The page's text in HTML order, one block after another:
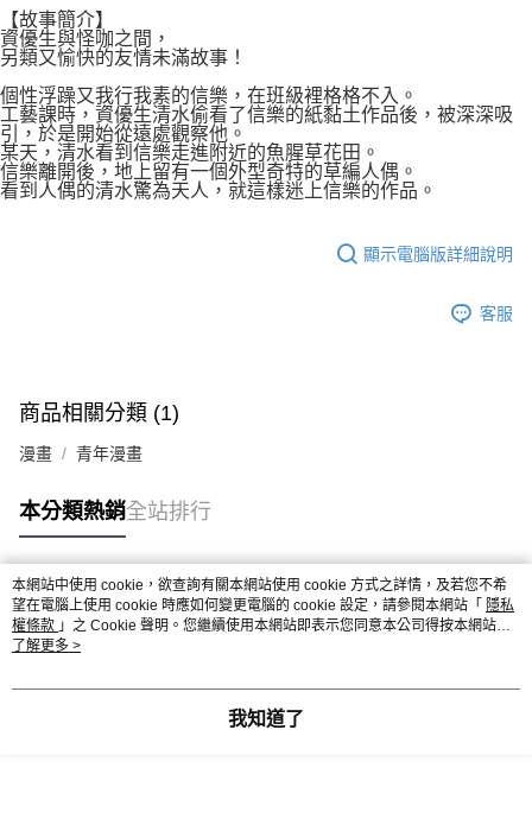
【故事簡介】
資優生與怪咖之間，
另類又愉快的友情未滿故事！
個性浮躁又我行我素的信樂，在班級裡格格不入。
工藝課時，資優生清水偷看了信樂的紙黏土作品後，被深深吸
引，於是開始從遠處觀察他。
某天，清水看到信樂走進附近的魚腥草花田。
信樂離開後，地上留有一個外型奇特的草編人偶。
看到人偶的清水驚為天人，就這樣迷上信樂的作品。
顯示電腦版詳細說明
客服
商品相關分類 (1)
漫畫 青年漫畫
本分類熱銷全站排行
熱門標籤
本網站中使用 cookie，欲查詢有關本網站使用 cookie 方式之詳情，及若您不希
望在電腦上使用 cookie 時應如何變更電腦的 cookie 設定，請參閱本網站「 隱私
權條款 」之 Cookie 聲明。您繼續使用本網站即表示您同意本公司得按本網站使
用條款之 Cookie 聲明使用 cookie。
了解更多 >
我知道了